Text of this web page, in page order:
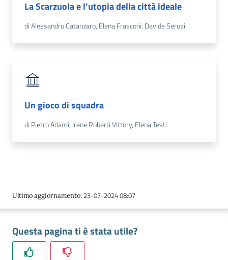
La Scarzuola e l’utopia della città ideale
di Alessandro Catanzaro, Elena Frasconi, Davide Serusi
Un gioco di squadra
di Pietro Adami, Irene Roberti Vittory, Elena Testi
Ultimo aggiornamento: 23-07-2024 08:07
Questa pagina ti è stata utile?